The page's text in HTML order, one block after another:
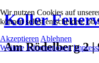
Koller
Am Rödelberg 2 |
Wir nutzen Cookies auf
können selbst entscheiden,
Akzeptieren Ablehnen
Weitere Informationen